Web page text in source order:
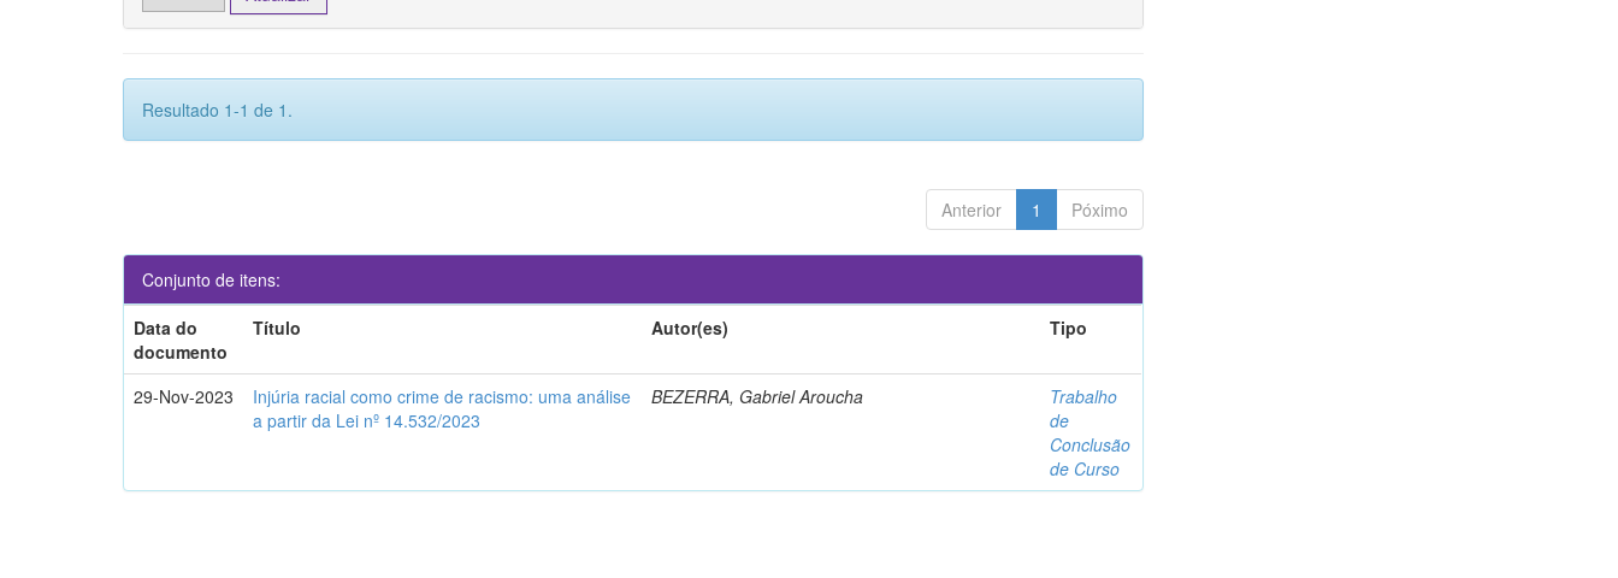
Resultado 1-1 de 1.
Anterior 1 Póximo
Conjunto de itens:
Data do
documento
Título Autor(es) Tipo
29-Nov-2023
Injúria racial como crime de racismo: uma análise
a partir da Lei nº 14.532/2023
BEZERRA, Gabriel Aroucha
Trabalho
de
Conclusão
de Curso